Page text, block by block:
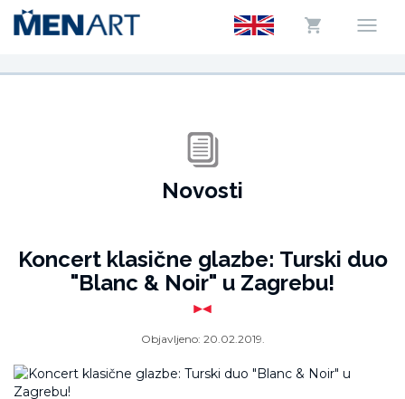
Novosti
Koncert klasične glazbe: Turski duo
"Blanc & Noir" u Zagrebu!
Objavljeno: 20.02.2019.